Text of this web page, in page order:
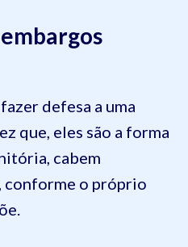
defesa a uma
que, eles são a forma
cabem
conforme o próprio